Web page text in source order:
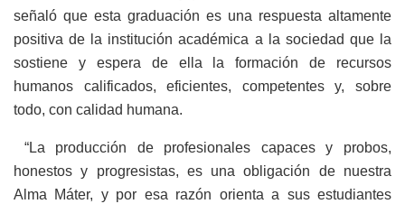
señaló que esta graduación es una respuesta altamente
positiva de la institución académica a la sociedad que la
sostiene y espera de ella la formación de recursos
humanos calificados, eficientes, competentes y, sobre
todo, con calidad humana.
“La producción de profesionales capaces y probos,
honestos y progresistas, es una obligación de nuestra
Alma Máter, y por esa razón orienta a sus estudiantes